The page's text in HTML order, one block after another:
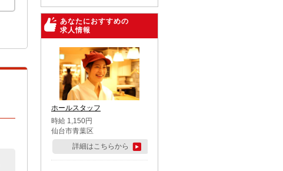
あなたにおすすめの
求人情報
ホールスタッフ
時給 1,150円
仙台市青葉区
詳細はこちらから